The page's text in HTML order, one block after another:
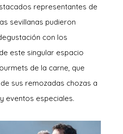
representantes de
sevillanas pudieron
con los
este singular espacio
de la carne, que
sus remozadas chozas a
eventos especiales.